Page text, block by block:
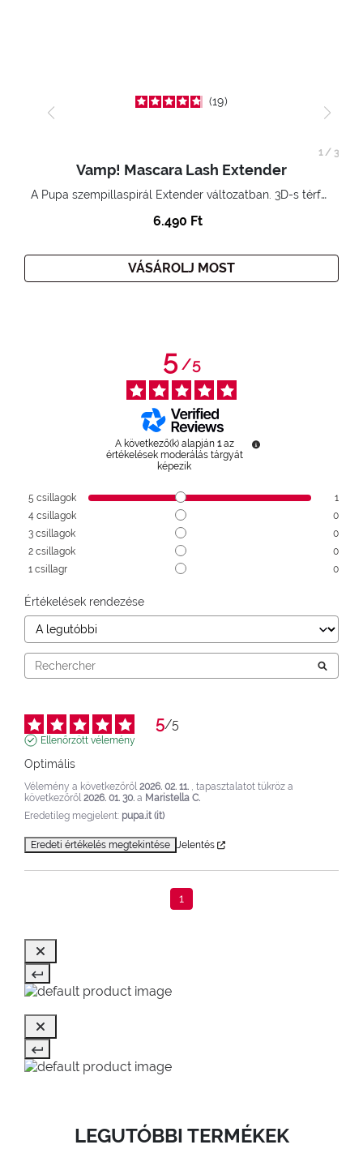
19
Vamp! Mascara Lash Extender
A Pupa szempillaspirál Extender változatban. 3D-s térfogatnövelő hatás. Hihetetlenül hosszú és göndör szempillák
6.490 Ft
VÁSÁROLJ MOST
1/ 3
5/5
A következő(k) alapján 1 az
értékelések moderálás tárgyát
képezik
5 csillagok
1
4 csillagok
0
3 csillagok
0
2 csillagok
0
1 csillagr 0
Értékelések rendezése
5/5
Ellenőrzött vélemény
Optimális
Vélemény a következőről 2026. 02. 11. , tapasztalatot tükröz a
következőről 2026. 01. 30. a Maristella C.
Eredetileg megjelent: pupa.it (it)
Eredeti értékelés megtekintése Jelentés
1
LEGUTÓBBI TERMÉKEK